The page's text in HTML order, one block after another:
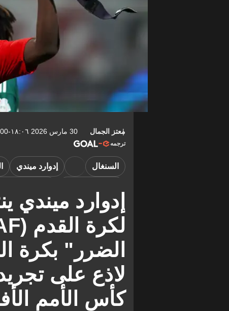
معتز الجمال 30 مارس 2026 ١٨:٠٦-04:00
ترجمه
إدوارد ميندي
الضرر" بكرة
لاذع على
كأس الأمم
السنغال إدوارد ميندي